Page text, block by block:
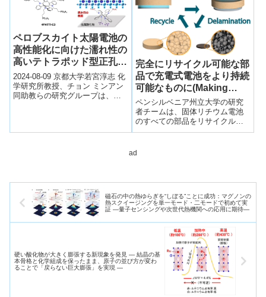
ペロブスカイト太陽電池の
高性能化に向けた濡れ性の
高いテトラポッド型正孔回
収単分子膜材料PATTIの開
発
2024-08-09 京都大学若宮淳志 化
学研究所教授、チョン ミンアン
同助教らの研究グループは、山
完全にリサイクル可能な部
品で充電式電池をより持続
可能なものに(Making
rechargeable batteries
more sustainable with
fully recyclable
components)
ペンシルベニア州立大学の研究
者チームは、固体リチウム電池
のすべての部品をリサイクル可
能にする設計を開発しました。
ソードの金属回収に焦...
ad
磁石の中の熱ゆらぎを“しぼる”ことに成功：マグノンの
熱スクイージングを単一モード・二モードで初めて実
証 ―量子センシングや次世代熱機関への応用に期待―
硬い酸化物が大きく膨張する新現象を発見 — 結晶の基
本骨格と化学組成を保ったまま、原子の並び方が変わ
ることで「戻らない巨大膨張」を実現 —